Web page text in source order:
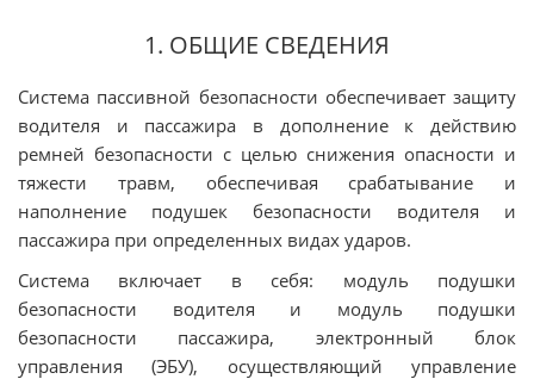
1. ОБЩИЕ СВЕДЕНИЯ
Система пассивной безопасности обеспечивает защиту
водителя и пассажира в дополнение к действию
ремней безопасности с целью снижения опасности и
тяжести травм, обеспечивая срабатывание и
наполнение подушек безопасности водителя и
пассажира при определенных видах ударов.
Система включает в себя: модуль подушки
безопасности водителя и модуль подушки
безопасности пассажира, электронный блок
управления (ЭБУ), осуществляющий управление